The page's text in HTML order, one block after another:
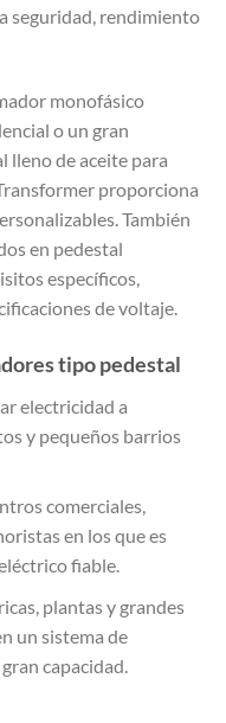
seguridad, rendimiento
monofásico
o un gran
lleno de aceite para
proporciona
También
en pedestal
específicos,
de voltaje.
tipo pedestal
electricidad a
y pequeños barrios
comerciales,
en los que es
fiable.
plantas y grandes
un sistema de
capacidad.